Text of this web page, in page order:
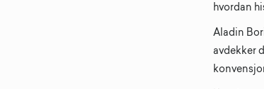
hvordan
Aladin
avdekker